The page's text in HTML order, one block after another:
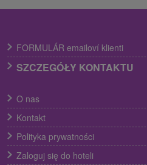
FORMULÁR emailoví klienti
SZCZEGÓŁY KONTAKTU
O nas
Kontakt
Polityka prywatności
Zaloguj się do hoteli